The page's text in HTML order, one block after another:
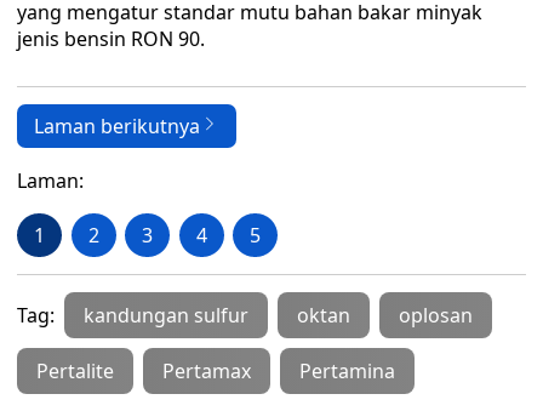
yang mengatur standar mutu bahan bakar minyak
jenis bensin RON 90.
Laman berikutnya
Laman:
1 2 3 4 5
Tag: kandungan sulfur oktan oplosan
Pertalite Pertamax Pertamina